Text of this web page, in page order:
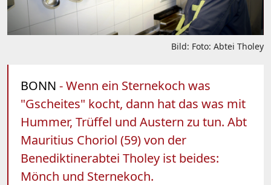
Bild: Foto: Abtei Tholey
BONN - Wenn ein Sternekoch was
"Gscheites" kocht, dann hat das was mit
Hummer, Trüffel und Austern zu tun. Abt
Mauritius Choriol (59) von der
Benediktinerabtei Tholey ist beides:
Mönch und Sternekoch.